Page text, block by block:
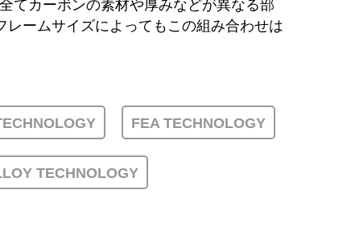
てカーボンの素材や厚みなどが異なる部
ームサイズによってもこの組み合わせは
FEA TECHNOLOGY
TECHNOLOGY